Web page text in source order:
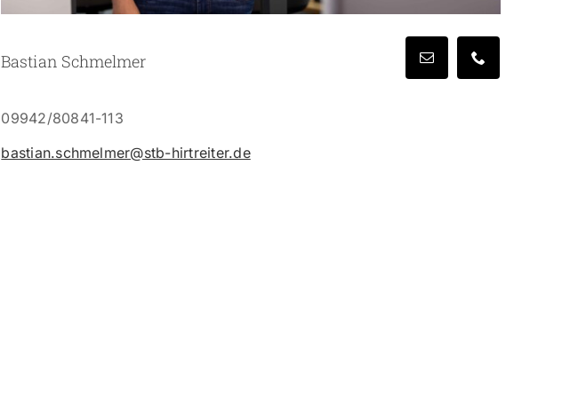
Bastian Schmelmer
09942/80841-113
bastian.schmelmer@stb-hirtreiter.de